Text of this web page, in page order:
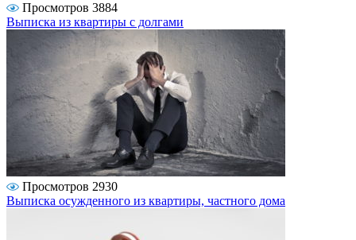
Просмотров 3884
Выписка из квартиры с долгами
Просмотров 2930
Выписка осужденного из квартиры, частного дома